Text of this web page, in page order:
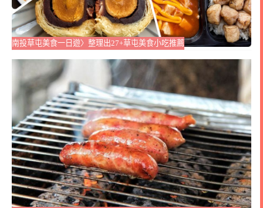
南投草屯美食一日遊〉整理出27+草屯美食小吃推薦